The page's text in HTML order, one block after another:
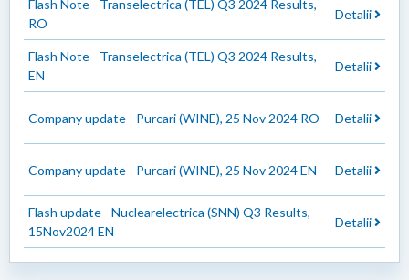
Flash Note - Transelectrica (TEL) Q3 2024 Results,
RO
Detalii
Flash Note - Transelectrica (TEL) Q3 2024 Results,
EN
Detalii
Company update - Purcari (WINE), 25 Nov 2024 RO Detalii
Company update - Purcari (WINE), 25 Nov 2024 EN Detalii
Flash update - Nuclearelectrica (SNN) Q3 Results,
15Nov2024 EN
Detalii